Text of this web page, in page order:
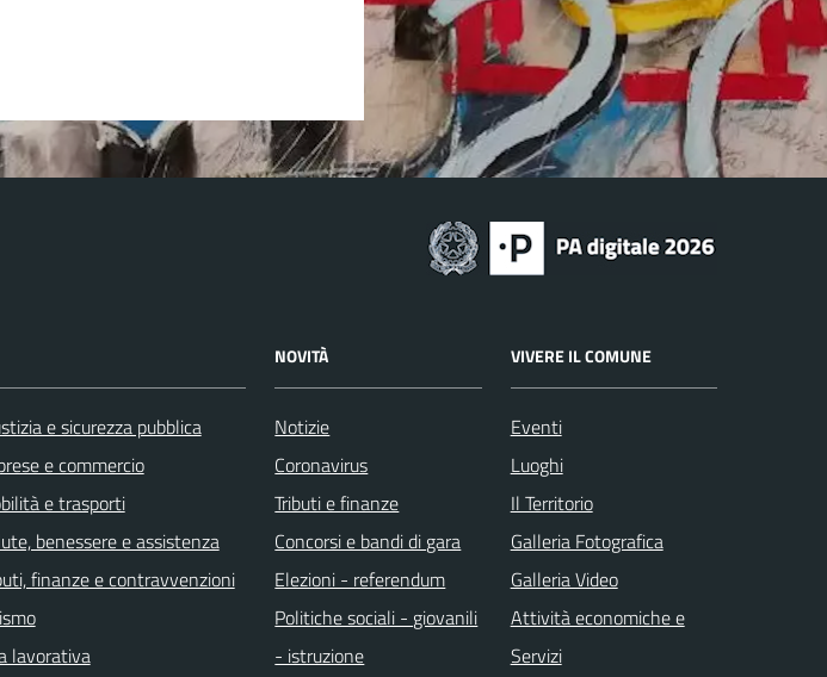
e sicurezza pubblica
e commercio
e trasporti
benessere e assistenza
finanze e contravvenzioni
lavorativa
NOVITÀ
Notizie
Coronavirus
Tributi e finanze
Concorsi e bandi di gara
Elezioni - referendum
Politiche sociali - giovanili
- istruzione
VIVERE IL COMUNE
Eventi
Luoghi
Il Territorio
Galleria Fotografica
Galleria Video
Attività economiche e
Servizi